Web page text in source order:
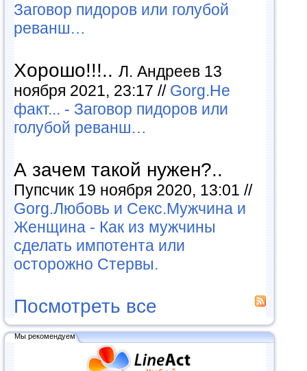
Заговор пидоров или голубой
реванш…
Хорошо!!!.. Л. Андреев 13
ноября 2021, 23:17 // Gorg.Не
факт... - Заговор пидоров или
голубой реванш…
А зачем такой нужен?..
Пупсчик 19 ноября 2020, 13:01 //
Gorg.Любовь и Секс.Мужчина и
Женщина - Как из мужчины
сделать импотента или
осторожно Стервы.
Посмотреть все
Мы рекомендуем